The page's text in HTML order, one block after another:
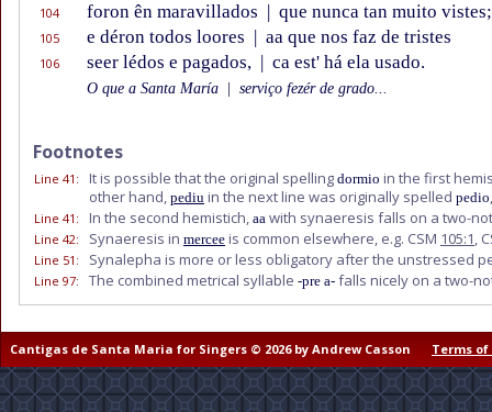
104 foron ên maravillados | que nunca tan muito vistes;
105 e déron todos loores | aa que nos faz de tristes
106 seer lédos e pagados, | ca est' há ela usado.
O que a Santa María serviço fezér de grado...
Footnotes
Line 41 : It is possible that the original spelling dormio in the first
other hand, pediu in the next line was originally spelled pedio
Line 41 : In the second hemistich, aa with synaeresis falls on a two-
Line 42: Synaeresis in mercee is common elsewhere, e.g. CSM 105:1,
Line 51 : Synalepha is more or less obligatory after the unstressed
Line 97: The combined metrical syllable -pre a- falls nicely on a two-
Cantigas de Santa Maria for Singers © 2026 by Andrew Casson Terms of